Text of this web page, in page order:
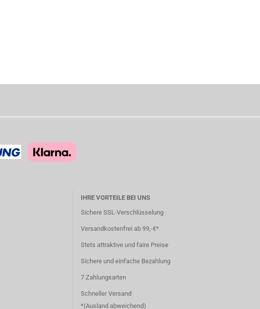
IHRE VORTEILE BEI UNS
Sichere SSL-Verschlüsselung
Versandkostenfrei ab 99,-€*
Stets attraktive und faire Preise
Sichere und einfache Bezahlung
7 Zahlungsarten
Schneller Versand
*(Ausland abweichend)